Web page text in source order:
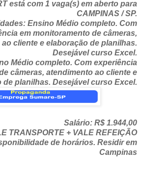
está com 1 vaga(s) em aberto para
CAMPINAS / SP.
Ensino Médio completo. Com
em monitoramento de câmeras,
cliente e elaboração de planilhas.
Desejável curso Excel.
Médio completo. Com experiência
câmeras, atendimento ao cliente e
de planilhas. Desejável curso Excel.
Salário: R$ 1.944,00
TRANSPORTE + VALE REFEIÇÃO
de horários. Residir em
Campinas